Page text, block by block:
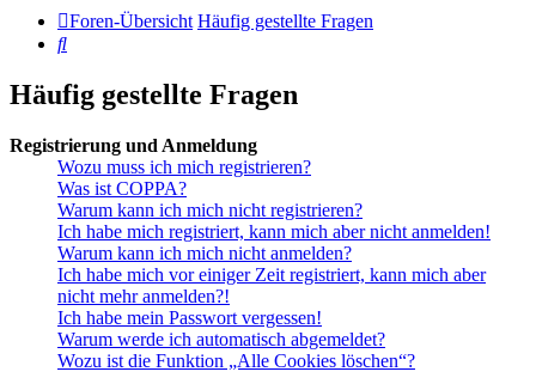
Foren-Übersicht Häufig gestellte Fragen
Suche
Häufig gestellte Fragen
Registrierung und Anmeldung
Wozu muss ich mich registrieren?
Was ist COPPA?
Warum kann ich mich nicht registrieren?
Ich habe mich registriert, kann mich aber nicht anmelden!
Warum kann ich mich nicht anmelden?
Ich habe mich vor einiger Zeit registriert, kann mich aber
nicht mehr anmelden?!
Ich habe mein Passwort vergessen!
Warum werde ich automatisch abgemeldet?
Wozu ist die Funktion „Alle Cookies löschen“?